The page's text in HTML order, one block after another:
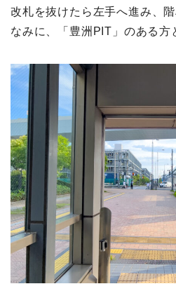
改札を抜けたら左手へ進み、
なみに、「豊洲 PIT 」のある方